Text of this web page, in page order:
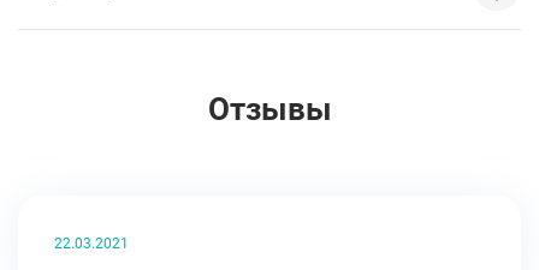
Отзывы
22.03.2021